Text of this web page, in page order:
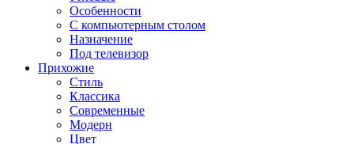
Особенности
С компьютерным столом
Назначение
Под телевизор
Прихожие
Стиль
Классика
Современные
Модерн
Цвет